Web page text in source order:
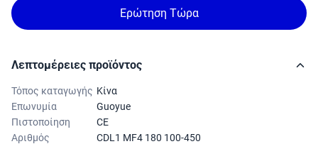
Ερώτηση Τώρα
Λεπτομέρειες προϊόντος
Τόπος καταγωγής Κίνα
Επωνυμία
Guoyue
Πιστοποίηση
CE
Αριθμός
CDL1 MF4 180 100-450